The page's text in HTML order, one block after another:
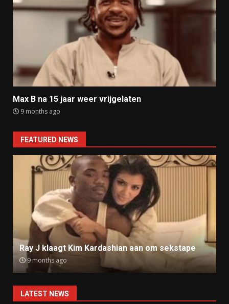
Max B na 15 jaar weer vrijgelaten
9 months ago
FEATURED NEWS
Ray J klaagt Kim Kardashian aan om sekstape
9 months ago
LATEST NEWS